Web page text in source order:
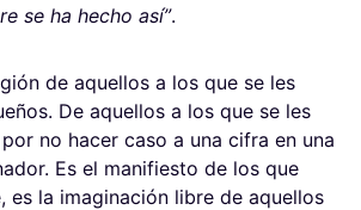
se ha hecho así”.
de aquellos a los que se les
De aquellos a los que se les
no hacer caso a una cifra en una
Es el manifiesto de los que
es la imaginación libre de aquellos